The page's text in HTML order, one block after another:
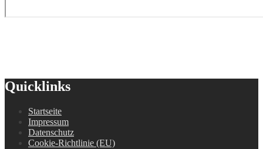
Quicklinks
Startseite
Impressum
Datenschutz
Cookie-Richtlinie (EU)